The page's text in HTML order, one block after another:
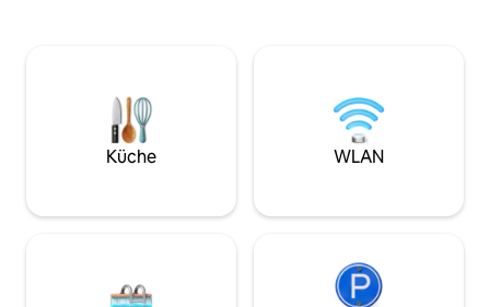
(Guest Mobility Ticket) Die Ortstaxe inkl.
Salzburg mobilityticket ist im Preis
Hauptwohnung
Küche WLAN